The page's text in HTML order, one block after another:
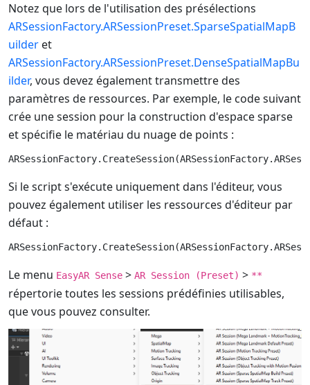
Notez que lors de l'utilisation des présélections
ARSessionFactory.ARSessionPreset.SparseSpatialMapB
uilder et
ARSessionFactory.ARSessionPreset.DenseSpatialMapBu
ilder, vous devez également transmettre des
paramètres de ressources. Par exemple, le code suivant
crée une session pour la construction d'espace sparse
et spécifie le matériau du nuage de points :
Si le script s'exécute uniquement dans l'éditeur, vous
pouvez également utiliser les ressources d'éditeur par
défaut :
Le menu EasyAR Sense > AR Session (Preset) > **
répertorie toutes les sessions prédéfinies utilisables,
que vous pouvez consulter.